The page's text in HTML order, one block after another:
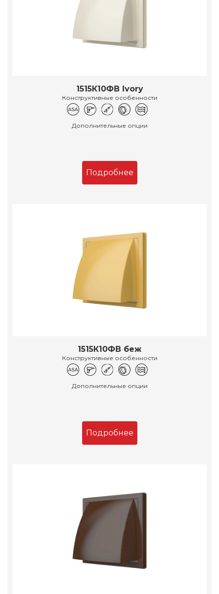
1515К10ФВ Ivory
Конструктивные особенности
Дополнительные опции
Подробнее
1515К10ФВ беж
Конструктивные особенности
Дополнительные опции
Подробнее